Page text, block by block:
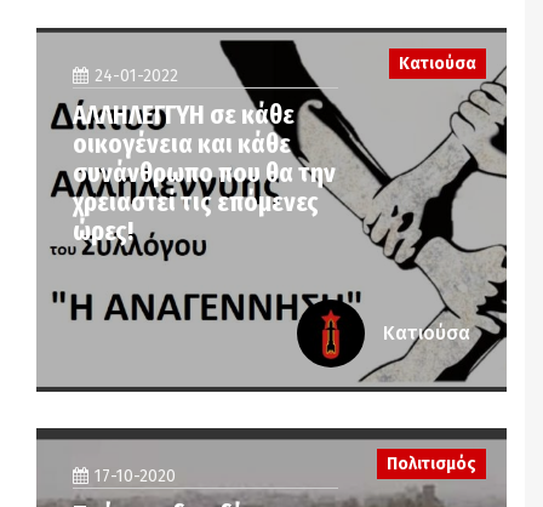
24-01-2022
ΑΛΛΗΛΕΓΓΥΗ σε κάθε
οικογένεια και κάθε
συνάνθρωπο που θα την
χρειαστεί τις επόμενες
ώρες!
Κατιούσα
Κατιούσα
17-10-2020
Πολιτισμός